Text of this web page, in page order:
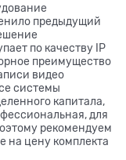
предыдущий
по качеству IP
преимущество
видео
системы
капитала,
для
рекомендуем
на цену комплекта